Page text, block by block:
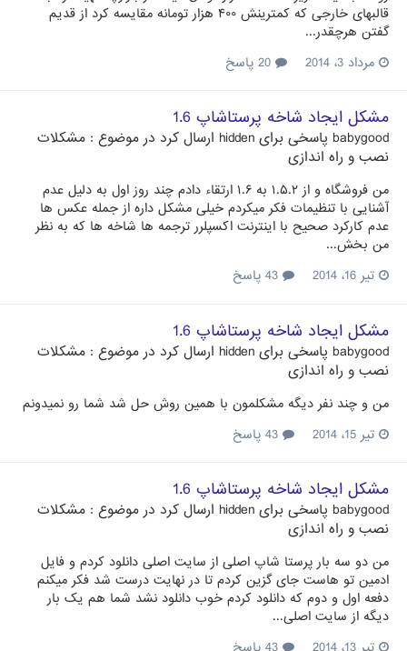
قالبهای خارجی که کمترینش ۴۰۰ هزار تومانه مقایسه کرد از قدیم
گفتن هرچقدر...
مرداد 3، 2014
مشکل ایجاد شاخه پرستاشاپ 1.6
babygood پاسخی برای hidden ارسال کرد در موضوع : مشکلات
نصب و راه اندازی
من فروشگاه و از ۱.۵.۲ به ۱.۶ ارتقاء دادم چند روز اول به دلیل عدم
آشنایی با تنظیمات فکر میکردم خیلی مشکل داره از جمله عکس ها
عدم کارکرد صحیح با اینترنت اکسپلرر ترجمه ها شاخه ها که به نظر
من بخش...
تیر 16، 2014
مشکل ایجاد شاخه پرستاشاپ 1.6
babygood پاسخی برای hidden ارسال کرد در موضوع : مشکلات
نصب و راه اندازی
من و چند نفر دیگه مشکلمون با همین روش حل شد شما رو نمیدونم
تیر 15، 2014
مشکل ایجاد شاخه پرستاشاپ 1.6
babygood پاسخی برای hidden ارسال کرد در موضوع : مشکلات
نصب و راه اندازی
من دو سه بار پرستا شاپ اصلی از سایت اصلی دانلود کردم و فایل
ادمین تو هاست جای گزین کردم تا در نهایت درست شد فکر میکنم
دفعه اول و دوم که دانلود کردم خوب دانلود نشد شما هم یک بار
دیگه از سایت اصلی...